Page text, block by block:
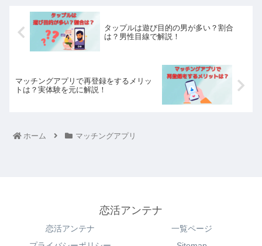
タップルは遊び目的の男が多い？割合
は？男性目線で解説！
マッチングアプリで再登録をするメリッ
トは？実体験を元に解説！
ホーム マッチングアプリ
恋活アンテナ
恋活アンテナ
一覧ページ